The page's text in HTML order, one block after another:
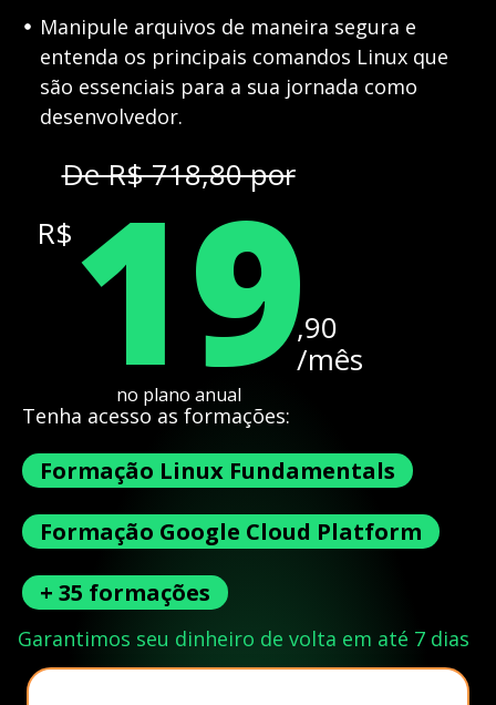
Manipule arquivos de maneira segura e
entenda os principais comandos Linux que
são essenciais para a sua jornada como
desenvolvedor.
De R$ 718,80 por
R$ 19,90
/mês
no plano anual
Tenha acesso as formações:
Formação Linux Fundamentals
Formação Google Cloud Platform
+ 35 formações
Garantimos seu dinheiro de volta em até 7 dias